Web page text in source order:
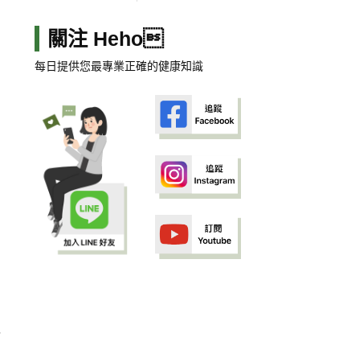
關注 Heho
每日提供您最專業正確的健康知識